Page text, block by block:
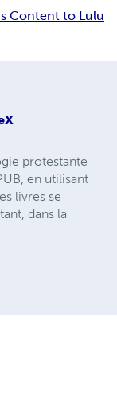
Content to Lulu
protestante
en utilisant
livres se
dans la